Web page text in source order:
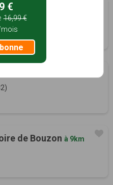
de Bouzon à 9km
€
16,99 €